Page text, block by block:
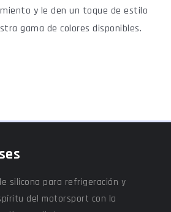
y le den un toque de estilo
gama de colores disponibles.
silicona para refrigeración y
del motorsport con la